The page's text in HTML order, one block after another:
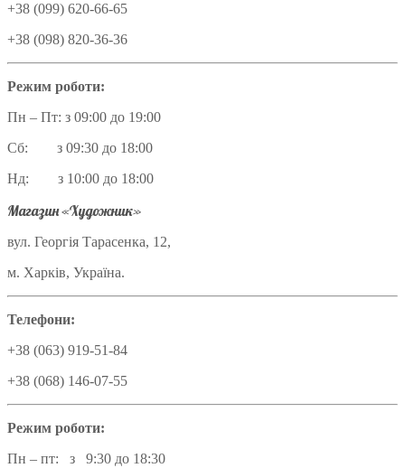
+38 (099) 620-66-65
+38 (098) 820-36-36
Режим роботи:
Пн – Пт: з 09:00 до 19:00
Сб: з 09:30 до 18:00
Нд: з 10:00 до 18:00
Магазин «Художник»
вул. Георгія Тарасенка, 12,
м. Харків, Україна.
Телефони:
+38 (063) 919-51-84
+38 (068) 146-07-55
Режим роботи:
Пн – пт: з 9:30 до 18:30